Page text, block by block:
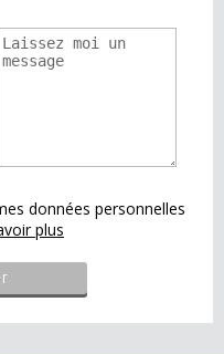
données personnelles
plus